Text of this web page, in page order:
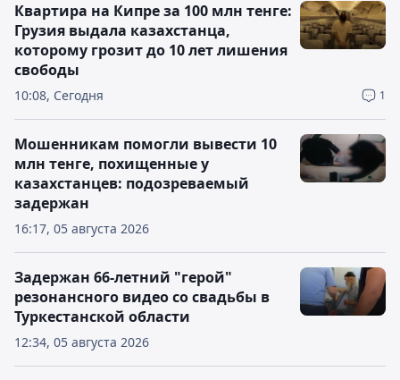
10:08, Сегодня 1
Квартира на Кипре за 100 млн тенге:
Грузия выдала казахстанца,
которому грозит до 10 лет лишения
свободы
16:17, 05 августа 2026
Мошенникам помогли вывести 10
млн тенге, похищенные у
казахстанцев: подозреваемый
задержан
12:34, 05 августа 2026
Задержан 66-летний "герой"
резонансного видео со свадьбы в
Туркестанской области